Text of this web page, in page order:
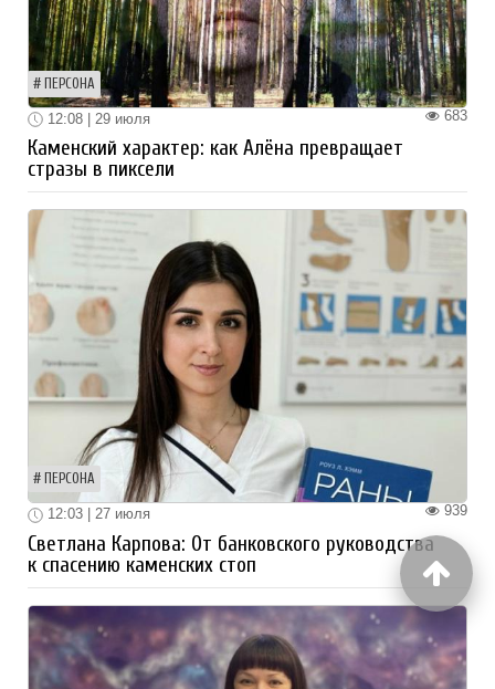
ПЕРСОНА
683
12:08 | 29 июля
Каменский характер: как Алёна превращает
стразы в пиксели
ПЕРСОНА
939
12:03 | 27 июля
Светлана Карпова: От банковского руководства
к спасению каменских стоп